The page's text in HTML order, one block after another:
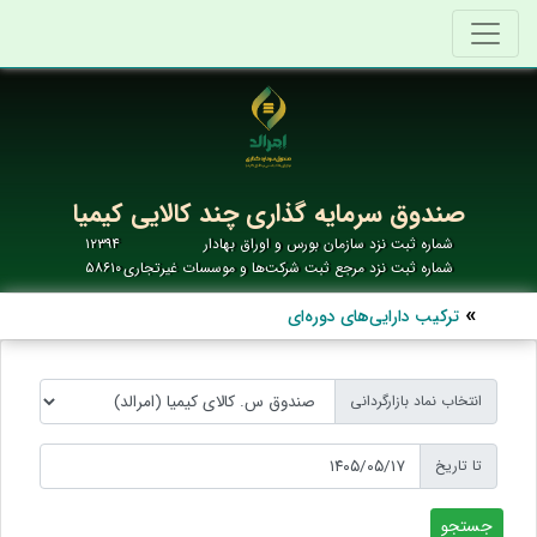
صندوق سرمایه گذاری چند کالایی کیمیا
شماره ثبت نزد سازمان بورس و اوراق بهادار
۱۲۳۹۴
شماره ثبت نزد مرجع ثبت شرکت‌ها و موسسات غیرتجاری۵۸۶۱۰
ترکیب دارایی‌های دوره‌ای
انتخاب نماد بازارگردانی
تا تاریخ